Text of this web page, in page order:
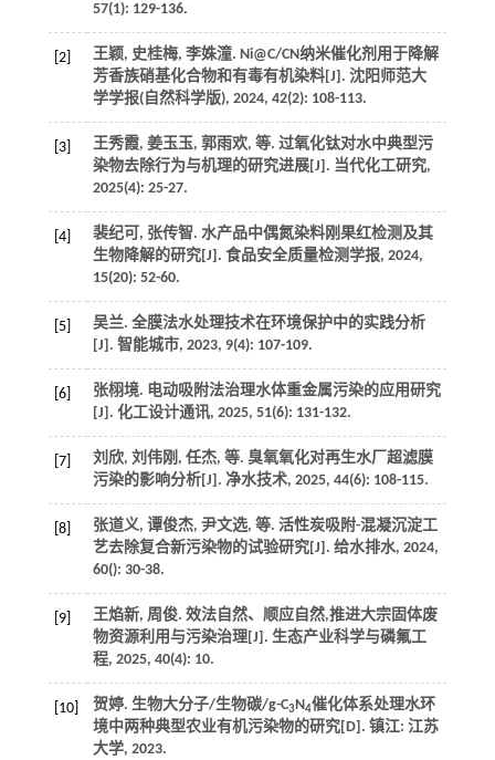
57(1): 129-136.
[2]
王颖, 史桂梅, 李姝潼. Ni@C/CN纳米催化剂用于降解
芳香族硝基化合物和有毒有机染料[J]. 沈阳师范大
学学报(自然科学版), 2024, 42(2): 108-113.
[3] 王秀霞, 姜玉玉, 郭雨欢, 等. 过氧化钛对水中典型污
染物去除行为与机理的研究进展[J]. 当代化工研究,
2025(4): 25-27.
[4]
裴纪可, 张传智. 水产品中偶氮染料刚果红检测及其
生物降解的研究[J]. 食品安全质量检测学报, 2024,
15(20): 52-60.
[5]
吴兰. 全膜法水处理技术在环境保护中的实践分析
[J]. 智能城市, 2023, 9(4): 107-109.
[6]
张栩境. 电动吸附法治理水体重金属污染的应用研究
[J]. 化工设计通讯, 2025, 51(6): 131-132.
[7] 刘欣, 刘伟刚, 任杰, 等. 臭氧氧化对再生水厂超滤膜
污染的影响分析[J]. 净水技术, 2025, 44(6): 108-115.
[8] 张道义, 谭俊杰, 尹文选, 等. 活性炭吸附-混凝沉淀工
艺去除复合新污染物的试验研究[J]. 给水排水, 2024,
60(): 30-38.
[9]
王焰新, 周俊. 效法自然、顺应自然,推进大宗固体废
物资源利用与污染治理[J]. 生态产业科学与磷氟工
程, 2025, 40(4): 10.
[10] 贺婷. 生物大分子/生物碳/g-C3N4催化体系处理水环
境中两种典型农业有机污染物的研究[D]. 镇江: 江苏
大学, 2023.